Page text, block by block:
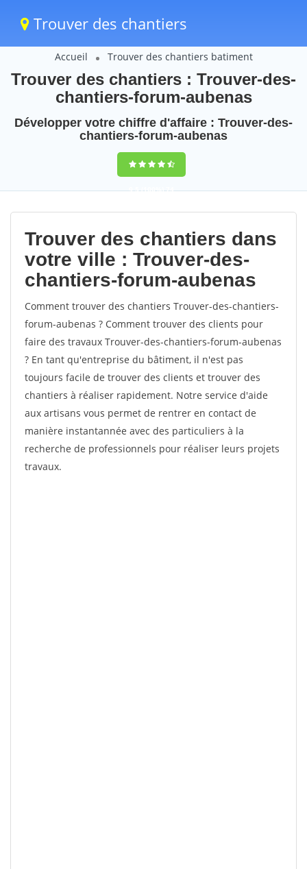
Trouver des chantiers
Accueil Trouver des chantiers batiment
Trouver des chantiers : Trouver-des-
chantiers-forum-aubenas
Développer votre chiffre d'affaire : Trouver-des-
chantiers-forum-aubenas
9,5(100%)74
votes
Trouver des chantiers dans
votre ville : Trouver-des-
chantiers-forum-aubenas
Comment trouver des chantiers Trouver-des-chantiers-
forum-aubenas ? Comment trouver des clients pour
faire des travaux Trouver-des-chantiers-forum-aubenas
? En tant qu'entreprise du bâtiment, il n'est pas
toujours facile de trouver des clients et trouver des
chantiers à réaliser rapidement. Notre service d'aide
aux artisans vous permet de rentrer en contact de
manière instantannée avec des particuliers à la
recherche de professionnels pour réaliser leurs projets
travaux.